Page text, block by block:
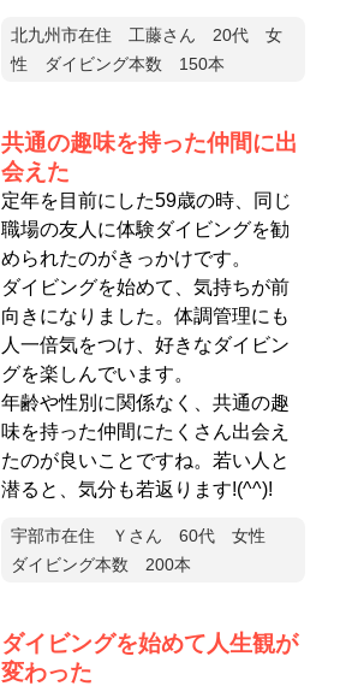
北九州市在住 工藤さん 20代 女
性 ダイビング本数 150本
共通の趣味を持った仲間に出
会えた
定年を目前にした59歳の時、同じ
職場の友人に体験ダイビングを勧
められたのがきっかけです。
ダイビングを始めて、気持ちが前
向きになりました。体調管理にも
人一倍気をつけ、好きなダイビン
グを楽しんでいます。
年齢や性別に関係なく、共通の趣
味を持った仲間にたくさん出会え
たのが良いことですね。若い人と
潜ると、気分も若返ります!(^^)!
宇部市在住 Ｙさん 60代 女性
ダイビング本数 200本
ダイビングを始めて人生観が
変わった